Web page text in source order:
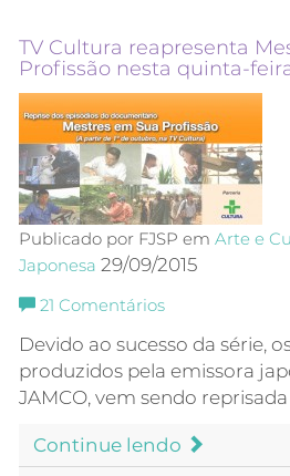
TV Cultura reapresenta
Profissão nesta quinta-
Publicado por FJSP em Arte e
Japonesa 29/09/2015
21 Comentários
Devido ao sucesso da série,
produzidos pela emissora
JAMCO, vem sendo
Continue lendo